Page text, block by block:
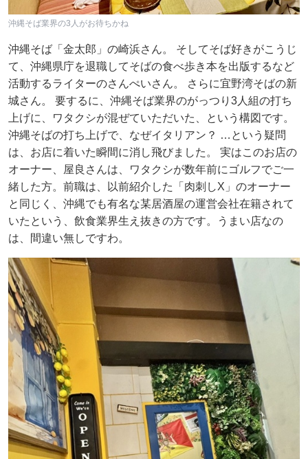
沖縄そば業界の3人がお待ちかね
沖縄そば「金太郎」の崎浜さん。 そしてそば好きがこうじ
て、沖縄県庁を退職してそばの食べ歩き本を出版するなど
活動するライターのさんぺいさん。 さらに宜野湾そばの新
城さん。 要するに、沖縄そば業界のがっつり3人組の打ち
上げに、ワタクシが混ぜていただいた、という構図です。
沖縄そばの打ち上げで、なぜイタリアン？ …という疑問
は、お店に着いた瞬間に消し飛びました。 実はこのお店の
オーナー、屋良さんは、ワタクシが数年前にゴルフでご一
緒した方。前職は、以前紹介した「肉刺しX」のオーナー
と同じく、沖縄でも有名な某居酒屋の運営会社在籍されて
いたという、飲食業界生え抜きの方です。うまい店なの
は、間違い無しですわ。